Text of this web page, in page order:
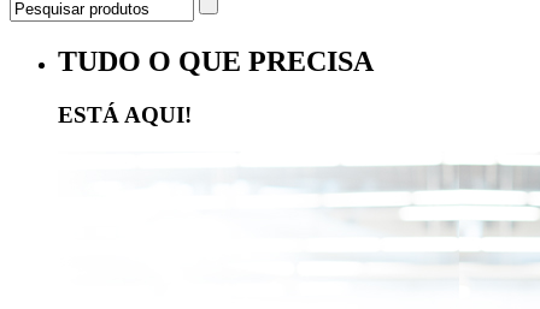
TUDO O QUE PRECISA
ESTÁ AQUI!